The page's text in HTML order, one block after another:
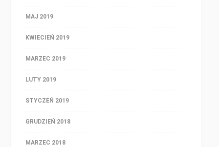
MAJ 2019
KWIECIEŃ 2019
MARZEC 2019
LUTY 2019
STYCZEŃ 2019
GRUDZIEŃ 2018
MARZEC 2018